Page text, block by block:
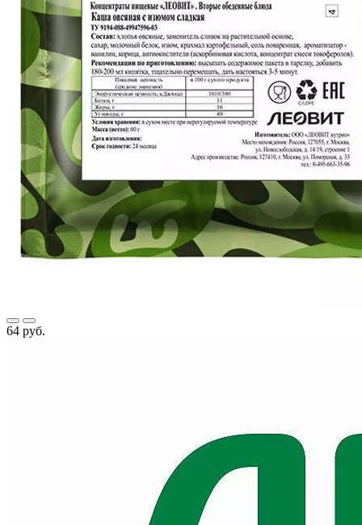
64 руб.